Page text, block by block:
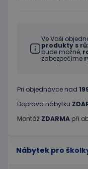
Nábytek pro
Ve Vaši
produkty s
bude možné,
zabezpečíme
Pri objednávce nad
Doprava nábytku
Montáž ZDARMA při